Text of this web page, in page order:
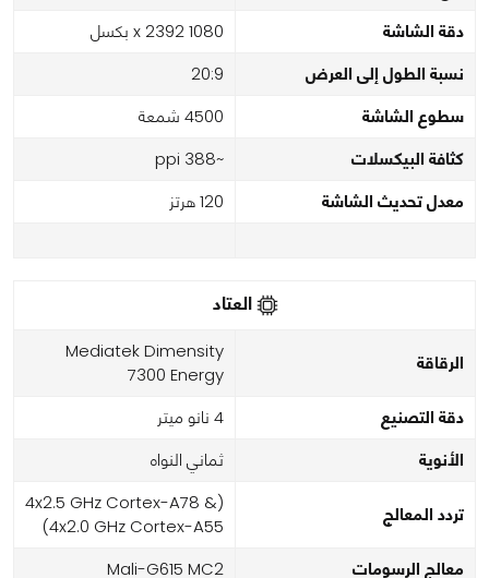
دقة الشاشة 1080 x 2392 بكسل
نسبة الطول إلى العرض 20:9
سطوع الشاشة 4500 شمعة
كثافة البيكسلات ~388 ppi
معدل تحديث الشاشة 120 هرتز
العتاد
الرقاقة
Mediatek Dimensity
7300 Energy
دقة التصنيع 4 نانو ميتر
الأنوية ثماني النواه
تردد المعالج
(4x2.5 GHz Cortex-A78 &
4x2.0 GHz Cortex-A55)
معالج الرسومات Mali-G615 MC2